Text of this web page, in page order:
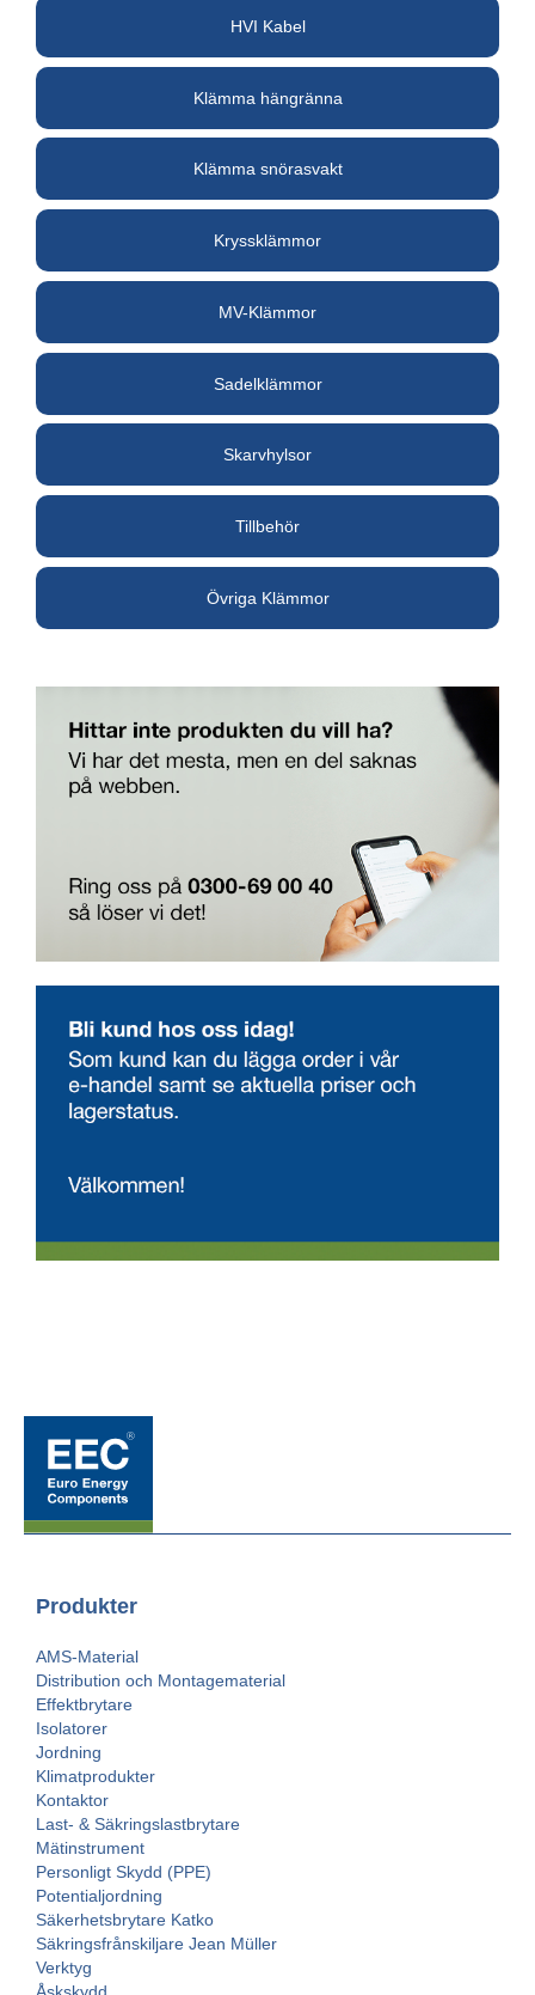
HVI Kabel
Klämma hängränna
Klämma snörasvakt
Kryssklämmor
MV-Klämmor
Sadelklämmor
Skarvhylsor
Tillbehör
Övriga Klämmor
Produkter
AMS-Material
Distribution och Montagematerial
Effektbrytare
Isolatorer
Jordning
Klimatprodukter
Kontaktor
Last- & Säkringslastbrytare
Mätinstrument
Personligt Skydd (PPE)
Potentialjordning
Säkerhetsbrytare Katko
Säkringsfrånskiljare Jean Müller
Verktyg